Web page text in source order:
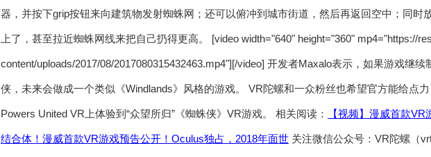
器，并按下grip按钮来向建筑物发射蜘蛛网；还可以俯冲到城市街道，然后再返回空中；同时
上了，甚至拉近蜘蛛网线来把自己扔得更高。 [video width="640" height="360" mp4="https://
content/uploads/2017/08/2017080315432463.mp4"][/video] 开发者Maxalo表示，如果游戏继
侠，未来会做成一个类似《Windlands》风格的游戏。 VR陀螺和一众粉丝也希望官方能给点
Powers United VR上体验到“众望所归”《蜘蛛侠》VR游戏。 相关阅读： 【视频】漫威首款
结合体！ 漫威首款VR游戏预告公开！Oculus独占，2018年面世 关注微信公众号：VR陀螺（